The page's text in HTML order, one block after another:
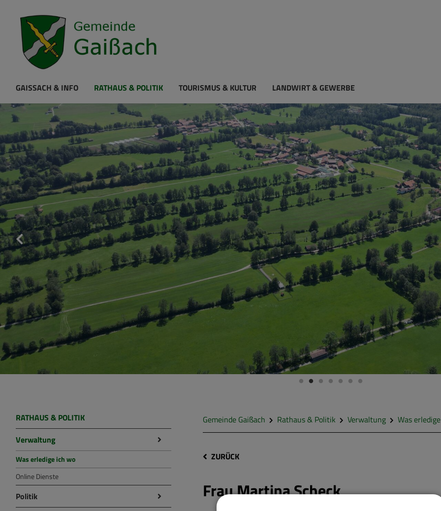
GAISSACH & INFO RATHAUS & POLITIK TOURISMUS & KULTUR LANDWIRT & GEWERBE
RATHAUS & POLITIK
Verwaltung
Was erledige ich wo
Online Dienste
Politik
Gemeinde Gaißach Rathaus & Politik Verwaltung Was
ZURÜCK
FrauMartina Scheck